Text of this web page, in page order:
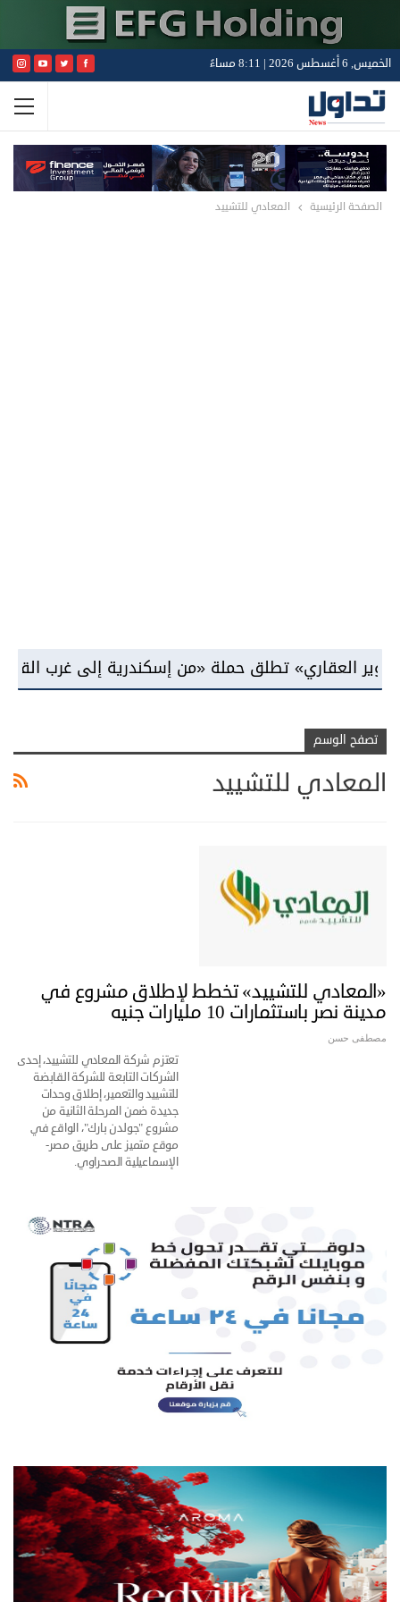
الخميس, 6 أغسطس 2026 | 8:11 مساءً
الصفحة الرئيسية المعادي للتشييد
تطلق حملة «من إسكندرية إلى غرب القاهرة»
تصفح الوسم
المعادي للتشييد
«المعادي للتشييد» تخطط لإطلاق مشروع في
مدينة نصر باستثمارات 10 مليارات جنيه
مصطفى حسن
تعتزم شركة المعادي للتشييد، إحدى
الشركات التابعة للشركة القابضة
للتشييد والتعمير، إطلاق وحدات
جديدة ضمن المرحلة الثانية من
مشروع "جولدن بارك"، الواقع في
موقع متميز على طريق مصر-
الإسماعيلية الصحراوي.